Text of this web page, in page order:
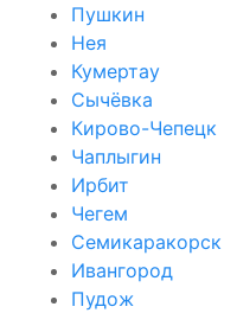
Пушкин
Нея
Кумертау
Сычёвка
Кирово-Чепецк
Чаплыгин
Ирбит
Чегем
Семикаракорск
Ивангород
Пудож